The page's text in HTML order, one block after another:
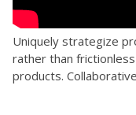
Uniquely strategize
rather than
products.